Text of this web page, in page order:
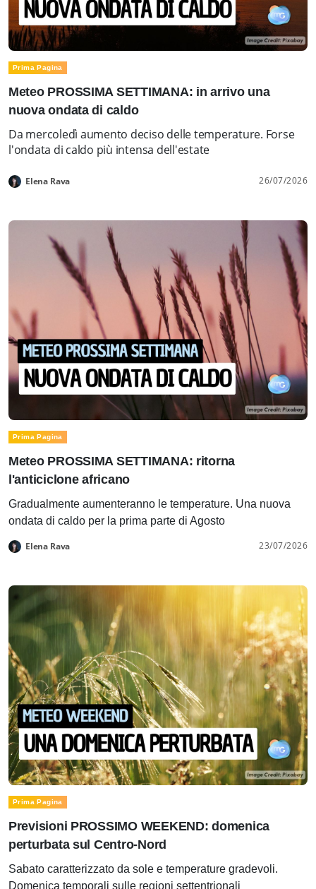
Prima Pagina
Meteo PROSSIMA SETTIMANA: in arrivo una
nuova ondata di caldo
Da mercoledì aumento deciso delle temperature. Forse
l'ondata di caldo più intensa dell'estate
Elena Rava 26/07/2026
Prima Pagina
Meteo PROSSIMA SETTIMANA: ritorna
l'anticiclone africano
Gradualmente aumenteranno le temperature. Una nuova
ondata di caldo per la prima parte di Agosto
Elena Rava 23/07/2026
Prima Pagina
Previsioni PROSSIMO WEEKEND: domenica
perturbata sul Centro-Nord
Sabato caratterizzato da sole e temperature gradevoli.
Domenica temporali sulle regioni settentrionali